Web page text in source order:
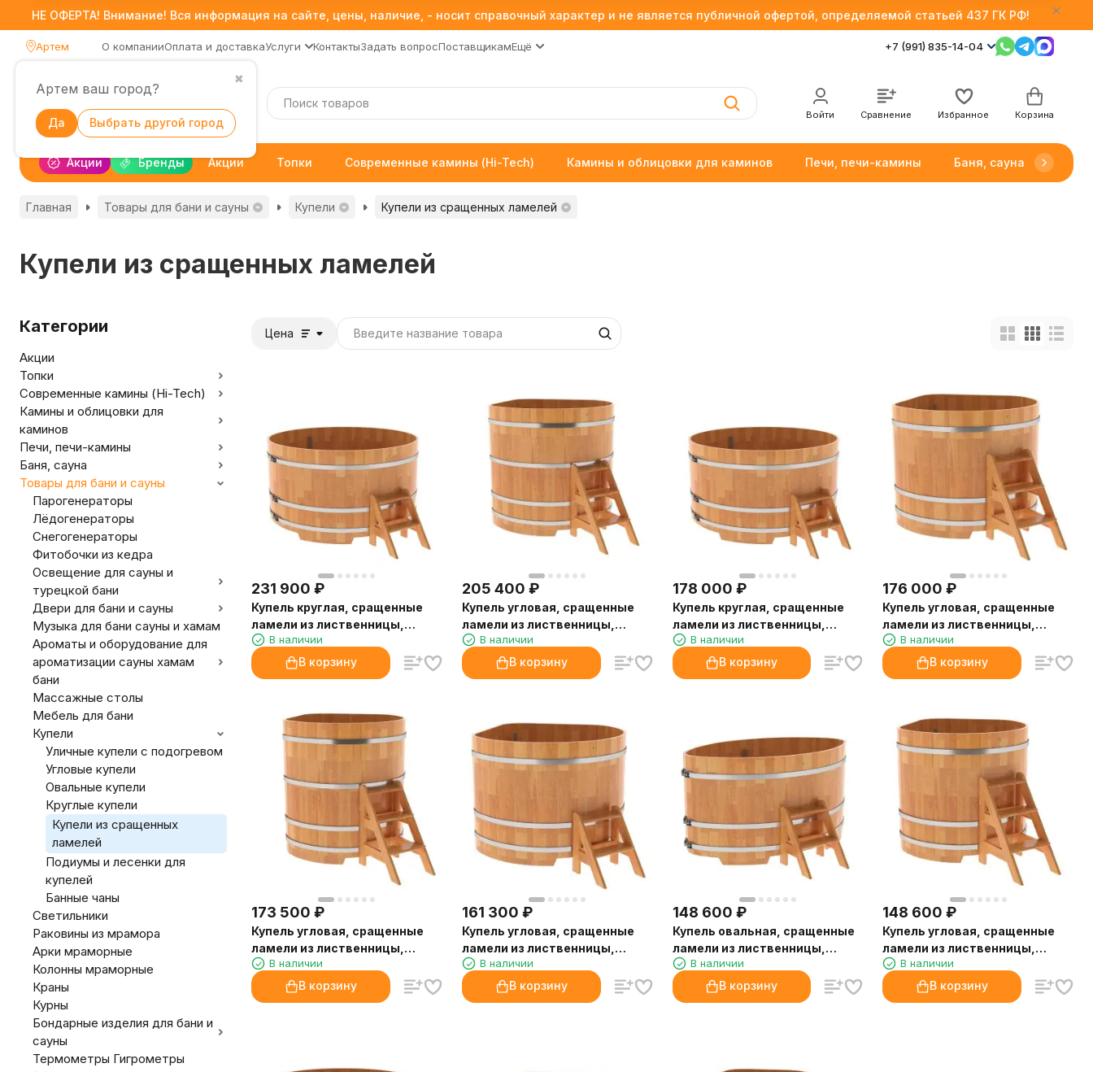
НЕ ОФЕРТА! Внимание! Вся информация на сайте, цены, наличие, - носит справочный характер и не является публичной офертой, определяемой статьей 437 ГК РФ!
Артем
✖
Артем ваш город?
Да Выбрать другой город
О компанииОплата и доставкаУслуги КонтактыЗадать вопросПоставщикамЕщё +7 (991) 835-14-04
Войти Сравнение Избранное Корзина
Акции Бренды Акции Топки Современные камины (Hi-Tech) Камины и облицовки для каминов Печи, печи-камины Баня, сауна
Главная Товары для бани и сауны Купели Купели из сращенных ламелей
Купели из сращенных ламелей
Цена
231 900 ₽
Купель круглая, сращенные
ламели из лиственницы,
диаметр 2.0
В наличии
В корзину
205 400 ₽
Купель угловая, сращенные
ламели из лиственницы,
1.37x1.37 H1.4
В наличии
В корзину
178 000 ₽
Купель круглая, сращенные
ламели из лиственницы,
диаметр 1.80
В наличии
В корзину
176 000 ₽
Купель угловая, сращенные
ламели из лиственницы,
1.37x1.37 H1.2
В наличии
В корзину
173 500 ₽
Купель угловая, сращенные
ламели из лиственницы,
1.19x1.19 H1.4
В наличии
В корзину
161 300 ₽
Купель угловая, сращенные
ламели из лиственницы,
1.37x1.37 H1.1
В наличии
В корзину
148 600 ₽
Купель овальная, сращенные
ламели из лиственницы,
1,12х1,83
В наличии
В корзину
148 600 ₽
Купель угловая, сращенные
ламели из лиственницы,
1.19x1.19 H1.2
В наличии
В корзину
Категории
Акции
Топки
Современные камины (Hi-Tech)
Камины и облицовки для
каминов
Печи, печи-камины
Баня, сауна
Товары для бани и сауны
Парогенераторы
Лёдогенераторы
Снегогенераторы
Фитобочки из кедра
Освещение для сауны и
турецкой бани
Двери для бани и сауны
Музыка для бани сауны и хамам
Ароматы и оборудование для
ароматизации сауны хамам
бани
Массажные столы
Мебель для бани
Купели
Уличные купели с подогревом
Угловые купели
Овальные купели
Круглые купели
Купели из сращенных
ламелей
Подиумы и лесенки для
купелей
Банные чаны
Светильники
Раковины из мрамора
Арки мраморные
Колонны мраморные
Краны
Курны
Бондарные изделия для бани и
сауны
Термометры Гигрометры